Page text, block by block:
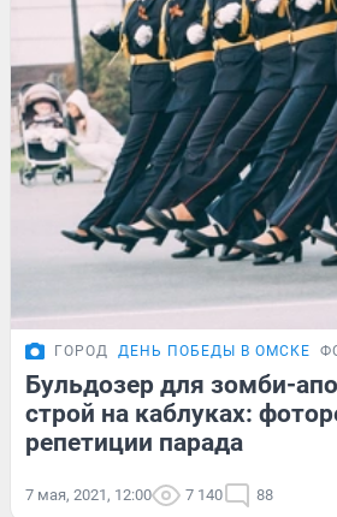
ГОРОД ДЕНЬ ПОБЕДЫ В ОМСКЕ
Бульдозер для зомби-
строй на каблуках:
репетиции парада
7 мая, 2021, 12:00 7 140 88